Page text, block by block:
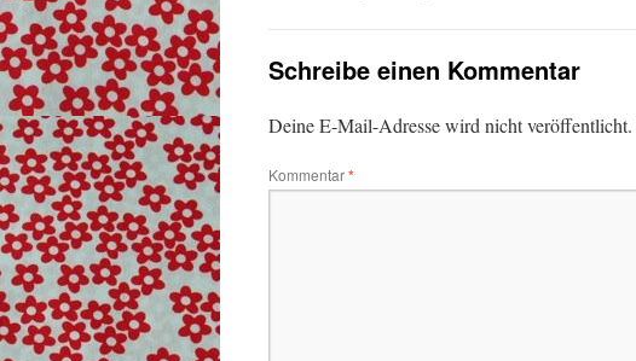
Schreibe einen Kommentar
Deine E-Mail-Adresse wird nicht veröffentlicht.
Kommentar*